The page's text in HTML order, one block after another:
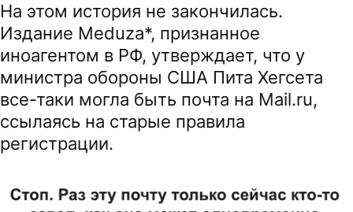
На этом история не закончилась.
Издание Meduza*, признанное
иноагентом в РФ, утверждает, что у
министра обороны США Пита Хегсета
все-таки могла быть почта на Mail.ru,
ссылаясь на старые правила
регистрации.